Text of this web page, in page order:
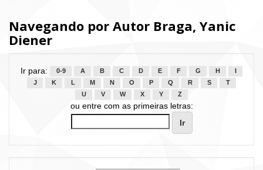
Navegando por Autor Braga, Yanic
Diener
Ir para: 0-9 A B C D E F G H
J
K L M N O P Q R S
T
U
V W X Y Z
ou entre com as primeiras letras: